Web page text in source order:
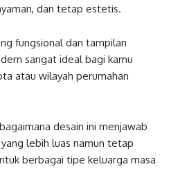
dan tetap estetis.
fungsional dan tampilan
sangat ideal bagi kamu
atau wilayah perumahan
desain ini menjawab
lebih luas namun tetap
berbagai tipe keluarga masa